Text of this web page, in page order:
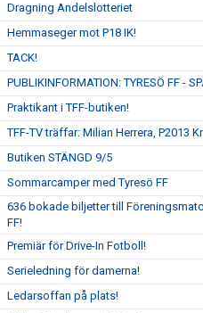
Dragning Andelslotteriet
Hemmaseger mot P18 IK!
TACK!
PUBLIKINFORMATION: TYRESÖ FF -
Praktikant i TFF-butiken!
TFF-TV träffar: Milian Herrera, P2013
Butiken STÄNGD 9/5
Sommarcamper med Tyresö FF
636 bokade biljetter till
FF!
Premiär för Drive-In Fotboll!
Serieledning för damerna!
Ledarsoffan på plats!